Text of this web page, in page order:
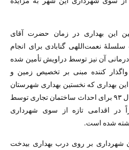
این بهداری در زمان حضرت آقای
نعمت‌اللهی گنابادی برای انجام
درمانی آن نیز توسط دراویش تأمین شده
کننده مبنی بر تخصیص زمین و
این بهداری که نخستین بهداری شهرستان
بیدخت بوده است، مردادماه سال ۹۳ برای احداث ساختمان تجاری توسط
در اقدامی تازه از سوی شهرداری
شده است.
شهرداری بر روی درب بهداری بیدخت